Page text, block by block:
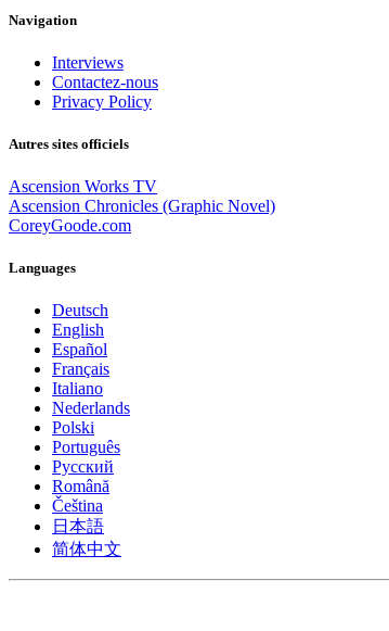
Navigation
Interviews
Contactez-nous
Privacy Policy
Autres sites officiels
Ascension Works TV
Ascension Chronicles (Graphic Novel)
CoreyGoode.com
Languages
Deutsch
English
Español
Français
Italiano
Nederlands
Polski
Português
Pусский
Română
Čeština
日本語
简体中文